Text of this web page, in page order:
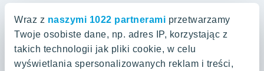
Wraz z naszymi 1022 partnerami przetwarzamy
Twoje osobiste dane, np. adres IP, korzystając z
takich technologii jak pliki cookie, w celu
wyświetlania spersonalizowanych reklam i treści,
Projekty w przygotowaniu
Projekty zrealizowane
Aktualności
Zakup gruntów
Projekty w Polsce
Aroma Park Lofty Warszawa
Talarowa Park Warszawa
Oferty mieszkaniowe Warszawa